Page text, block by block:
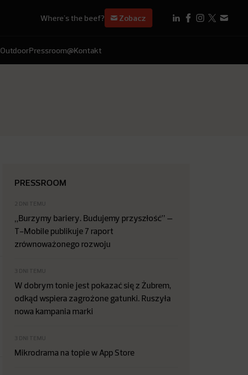
Where's the beef? Zobacz
OutdoorPressroom@Kontakt
PRESSROOM
2 DNI TEMU
„Burzymy bariery. Budujemy przyszłość” –
T-Mobile publikuje 7 raport
zrównoważonego rozwoju
3 DNI TEMU
W dobrym tonie jest pokazać się z Żubrem,
odkąd wspiera zagrożone gatunki. Ruszyła
nowa kampania marki
3 DNI TEMU
Mikrodrama na topie w App Store